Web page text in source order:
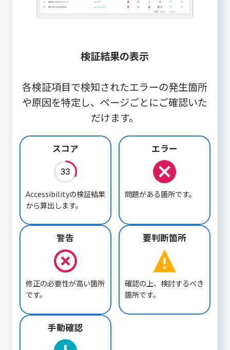
検証結果の表示
各検証項目で検知されたエラーの発生箇所
や原因を特定し、ページごとにご確認いた
だけます。
スコア
Accessibilityの検証結果
から算出します。
エラー
問題がある箇所です。
警告
修正の必要性が高い箇所
です。
要判断箇所
確認の上、検討するべき
箇所です。
手動確認